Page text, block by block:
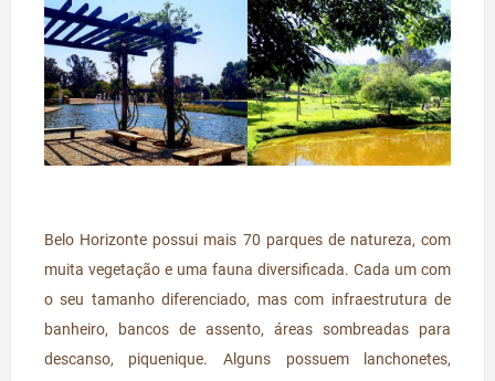
Belo Horizonte possui mais 70 parques de natureza, com
muita vegetação e uma fauna diversificada. Cada um com
o seu tamanho diferenciado, mas com infraestrutura de
banheiro, bancos de assento, áreas sombreadas para
descanso, piquenique. Alguns possuem lanchonetes,